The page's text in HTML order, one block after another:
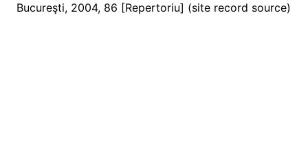
Bucureşti, 2004, 86 [Repertoriu] (site record source)